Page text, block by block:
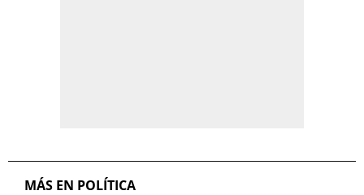
MÁS EN POLÍTICA